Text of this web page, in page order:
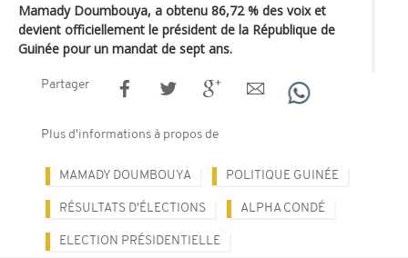
Mamady Doumbouya, a obtenu 86,72 % des voix et
devient officiellement le président de la République de
Guinée pour un mandat de sept ans.
Partager
Plus d'informations à propos de
MAMADY DOUMBOUYA POLITIQUE GUINÉE
RÉSULTATS D'ÉLECTIONS ALPHA CONDÉ
ELECTION PRÉSIDENTIELLE